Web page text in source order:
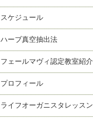
スケジュール
ハーブ真空抽出法
フェールマヴィ認定教室紹介
プロフィール
ライフオーガニスタレッスン